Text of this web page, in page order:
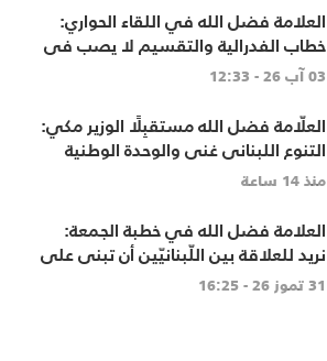
العلامة فضل الله في اللقاء الحواري:
خطاب الفدرالية والتقسيم لا يصب في
مصلحة أحد
03 آب 26 - 12:33
العلّامة فضل الله مستقبِلًا الوزير مكي:
التنوع اللبناني غنى والوحدة الوطنية
أساس
منذ 14 ساعة
العلامة فضل الله في خطبة الجمعة:
نريد للعلاقة بين اللّبنانيّين أن تبنى على
الاحترام المتبادل، والانتماء الوطنيّ
الجامع
31 تموز 26 - 16:25